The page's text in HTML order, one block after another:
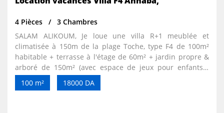
4 Pièces
3 Chambres
SALAM ALIKOUM, Je loue une villa R+1 meublée et
climatisée à 150m de la plage Toche, type F4 de 100m²
habitable + terrasse à l'étage de 60m² + jardin propre &
arboré de 150m² (avec espace de jeux pour enfants)+
Grand barbecue + Garage + piscine (option). La villa est
de standing Moyen ( parfaitement fonctionnelle). Au RDC
100 m² 18000 DA